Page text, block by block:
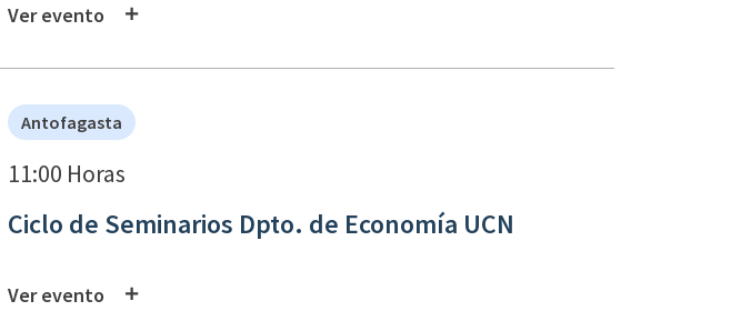
Ver evento
Antofagasta
11:00 Horas
Ciclo de Seminarios Dpto. de Economía UCN
Ver evento